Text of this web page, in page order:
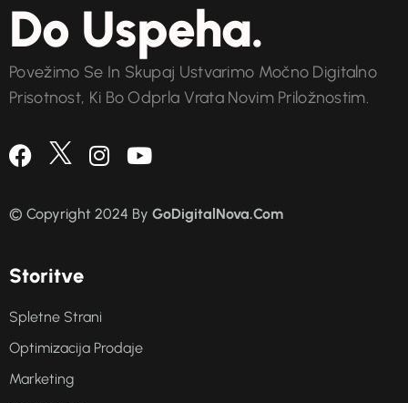
Do Uspeha.
Povežimo Se In Skupaj Ustvarimo Močno Digitalno
Prisotnost, Ki Bo Odprla Vrata Novim Priložnostim.
© Copyright 2024 By GoDigitalNova.Com
Storitve
Spletne Strani
Optimizacija Prodaje
Marketing